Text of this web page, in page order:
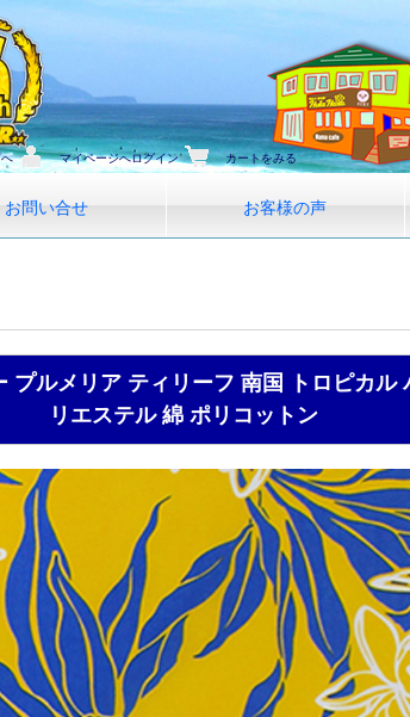
マイページへログイン カートをみる
お問い合せ お客様の声
プルメリア ティリーフ 南国 トロピカル
リエステル 綿 ポリコットン